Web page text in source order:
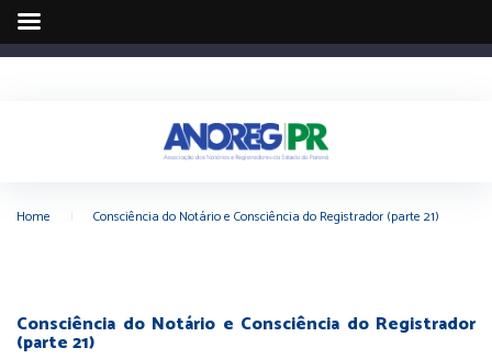
Home Consciência do Notário e Consciência do Registrador (parte 21)
Consciência do Notário e Consciência do Registrador
(parte 21)